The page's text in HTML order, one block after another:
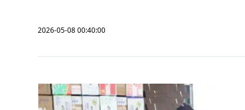
2026-05-08 00:40:00